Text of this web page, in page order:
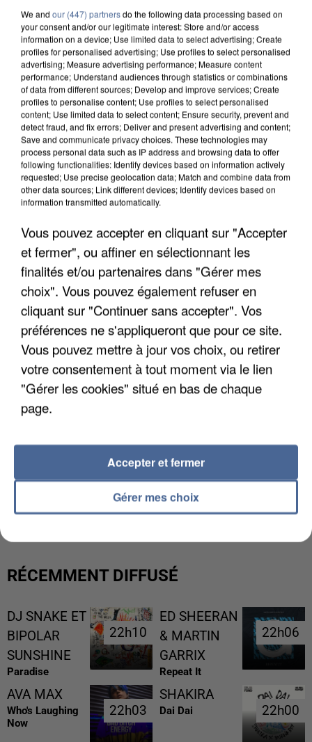
INTERPELLÉ EN ALGÉRIE
UNE TOURISTE DE L’OISE EMPORTÉE PAR UNE
COULÉE DE BOUE EN HAUTE-SAVOIE
RÉCEMMENT DIFFUSÉ
DJ SNAKE ET
BIPOLAR
SUNSHINE
Paradise
22h10
22h10
ED SHEERAN
& MARTIN
GARRIX
Repeat It
22h06
22h06
AVA MAX
Who's Laughing
Now
22h03
22h03
SHAKIRA
Dai Dai 22h00
22h00
We and our (447) partnersdo the following data processing based on
your consent and/or our legitimate interest: Store and/or access
information on a device; Use limited data to select advertising; Create
profiles for personalised advertising; Use profiles to select personalised
advertising; Measure advertising performance; Measure content
performance; Understand audiences through statistics or combinations
of data from different sources; Develop and improve services; Create
profiles to personalise content; Use profiles to select personalised
content; Use limited data to select content; Ensure security, prevent and
detect fraud, and fix errors; Deliver and present advertising and content;
Save and communicate privacy choices. These technologies may
process personal data such as IP address and browsing data to offer
following functionalities: Identify devices based on information actively
requested; Use precise geolocation data; Match and combine data from
other data sources; Link different devices; Identify devices based on
information transmitted automatically.
Vous pouvez accepter en cliquant sur "Accepter
et fermer", ou affiner en sélectionnant les
finalités et/ou partenaires dans "Gérer mes
choix". Vous pouvez également refuser en
cliquant sur "Continuer sans accepter". Vos
préférences ne s'appliqueront que pour ce site.
Vous pouvez mettre à jour vos choix, ou retirer
votre consentement à tout moment via le lien
"Gérer les cookies" situé en bas de chaque
page.
Gérer mes choix
Accepter et fermer